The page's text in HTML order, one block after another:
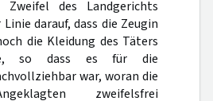
des Landgerichts
darauf, dass die Zeugin
die Kleidung des Täters
so dass es für die
war, woran die
zweifelsfrei